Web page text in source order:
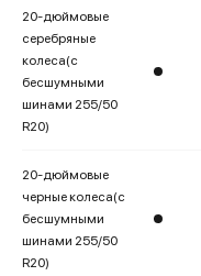
20-дюймовые
серебряные
колеса(с
бесшумными
шинами 255/50
R20)
20-дюймовые
черные колеса(с
бесшумными
шинами 255/50
R20)